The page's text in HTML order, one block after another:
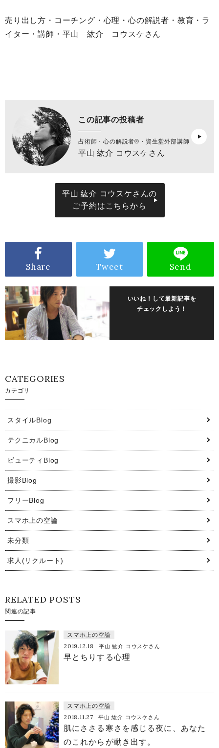
売り出し方・コーチング・心理・心の解説者・教育・ラ
イター・講師・平山 紘介 コウスケさん
この記事の投稿者
占術師・心の解説者®︎・資生堂外部講師
平山 紘介 コウスケさん
平山 紘介 コウスケさんの
ご予約はこちらから
Share Tweet Send
いいね！して最新記事を
チェックしよう！
CATEGORIES
カテゴリ
スタイルBlog
テクニカルBlog
ビューティBlog
撮影Blog
フリーBlog
スマホ上の空論
未分類
求人(リクルート)
RELATED POSTS
関連の記事
スマホ上の空論
2019.12.18 平山 紘介 コウスケさん
早とちりする心理
スマホ上の空論
2018.11.27 平山 紘介 コウスケさん
肌にささる寒さを感じる夜に、あなた
のこれからが動き出す。